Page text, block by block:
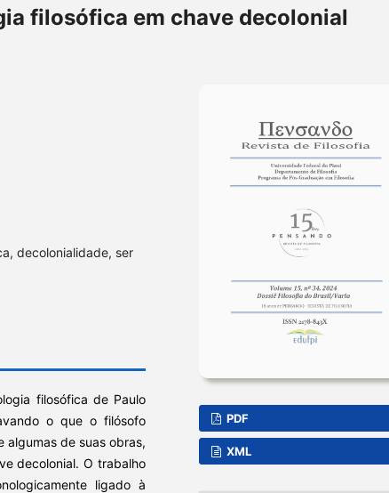
filosófica em chave decolonial
decolonialidade, ser
filosófica de Paulo
o que o filósofo
algumas de suas obras,
decolonial. O trabalho
ligado à
PDF
XML